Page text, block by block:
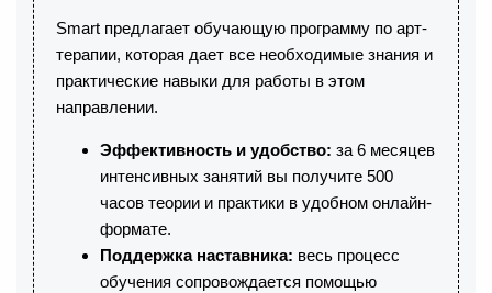
Smart предлагает обучающую программу по арт-
терапии, которая дает все необходимые знания и
практические навыки для работы в этом
направлении.
Эффективность и удобство: за 6 месяцев
интенсивных занятий вы получите 500
часов теории и практики в удобном онлайн-
формате.
Поддержка наставника: весь процесс
обучения сопровождается помощью